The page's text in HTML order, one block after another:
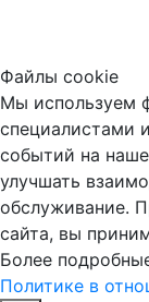
Файлы cookie
Мы используем
специалистами
событий на
улучшать
обслуживание.
сайта, вы
Более
Политике в